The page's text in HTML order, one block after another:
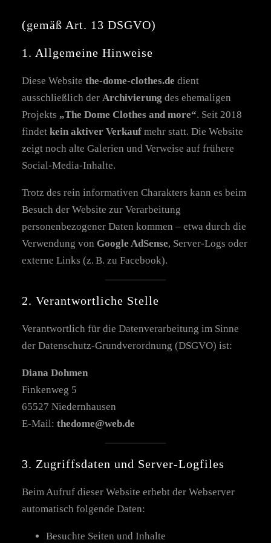
(gemäß Art. 13 DSGVO)
1. Allgemeine Hinweise
Diese Website the-dome-clothes.de dient
ausschließlich der Archivierung des ehemaligen
Projekts „The Dome Clothes and more“. Seit 2018
findet kein aktiver Verkauf mehr statt. Die Website
zeigt noch alte Galerien und Verweise auf frühere
Social-Media-Inhalte.
Trotz des rein informativen Charakters kann es beim
Besuch der Website zur Verarbeitung
personenbezogener Daten kommen – etwa durch die
Verwendung von Google AdSense, Server-Logs oder
externe Links (z. B. zu Facebook).
2. Verantwortliche Stelle
Verantwortlich für die Datenverarbeitung im Sinne
der Datenschutz-Grundverordnung (DSGVO) ist:
Diana Dohmen
Finkenweg 5
65527 Niedernhausen
E-Mail: thedome@web.de
3. Zugriffsdaten und Server-Logfiles
Beim Aufruf dieser Website erhebt der Webserver
automatisch folgende Daten:
Besuchte Seiten und Inhalte